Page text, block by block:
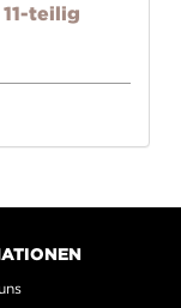
teilig